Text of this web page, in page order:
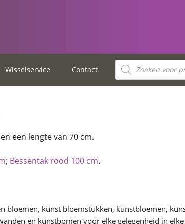
Wisselservice Contact
een lengte van 70 cm.
; Bessentak rood 100 cm.
bloemen, kunst bloemstukken, kunstbloemen,
en kunstbomen voor elke gelegenheid in